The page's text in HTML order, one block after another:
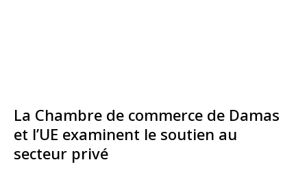
La Chambre de commerce de Damas
et l’UE examinent le soutien au
secteur privé